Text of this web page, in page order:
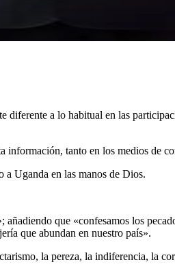
a lo habitual en las
información, tanto en los medios de
Uganda en las manos de Dios.
que «confesamos los
que abundan en nuestro país».
la pereza, la indiferencia, la